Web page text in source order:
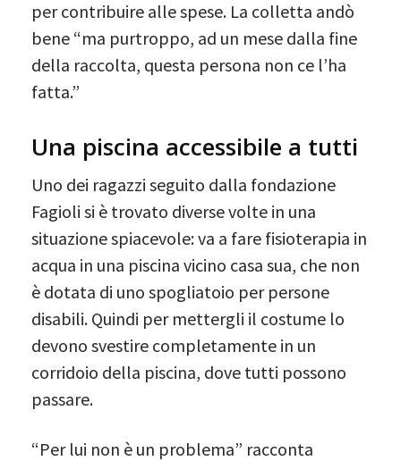
per contribuire alle spese. La colletta andò
bene “ma purtroppo, ad un mese dalla fine
della raccolta, questa persona non ce l’ha
fatta.”
Una piscina accessibile a tutti
Uno dei ragazzi seguito dalla fondazione
Fagioli si è trovato diverse volte in una
situazione spiacevole: va a fare fisioterapia in
acqua in una piscina vicino casa sua, che non
è dotata di uno spogliatoio per persone
disabili. Quindi per mettergli il costume lo
devono svestire completamente in un
corridoio della piscina, dove tutti possono
passare.
“Per lui non è un problema” racconta